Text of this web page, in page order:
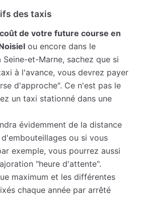
des taxis
de votre future course en
ou encore dans le
et-Marne, sachez que si
à l'avance, vous devrez payer
d'approche". Ce n'est pas le
un taxi stationné dans une
évidemment de la distance
ou si vous
exemple, vous pourrez aussi
"heure d'attente".
maximum et les différentes
chaque année par arrêté